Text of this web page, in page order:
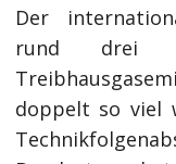
Der
rund drei
doppelt so viel